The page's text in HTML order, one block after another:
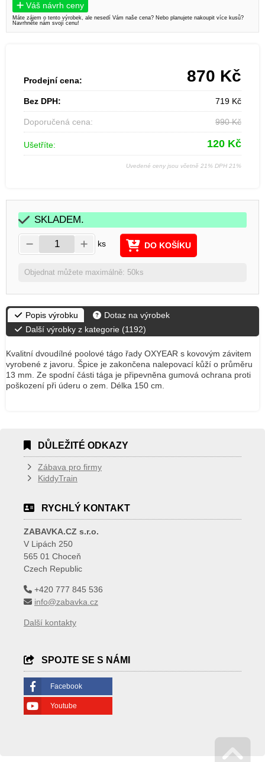
Váš návrh ceny
Máte zájem o tento výrobek, ale nesedí Vám naše cena? Nebo planujete nakoupit více kusů?
Navrhněte nám svojí cenu!
Prodejní cena: 870 Kč
Bez DPH: 719 Kč
Doporučená cena: 990Kč
Ušetříte: 120 Kč
Uvedené ceny jsou včetně 21% DPH 21%
SKLADEM.
ks DO KOŠÍKU
Objednat můžete maximálně: 50ks
Popis výrobku
Dotaz na výrobek
Další výrobky z kategorie (1192)
Kvalitní dvoudílné poolové tágo řady OXYEAR s kovovým závitem
vyrobené z javoru. Špice je zakončena nalepovací kůží o průměru
13 mm. Ze spodní části tága je připevněna gumová ochrana proti
poškození při úderu o zem. Délka 150 cm.
DŮLEŽITÉ ODKAZY
Zábava pro firmy
KiddyTrain
RYCHLÝ KONTAKT
ZABAVKA.CZ s.r.o.
V Lipách 250
565 01 Choceň
Czech Republic
+420 777 845 536
info@zabavka.cz
Další kontakty
SPOJTE SE S NÁMI
Facebook
Youtube